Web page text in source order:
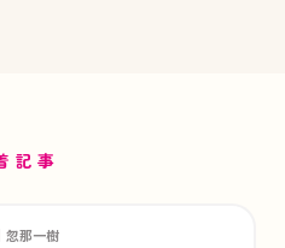
記事
忽那一樹